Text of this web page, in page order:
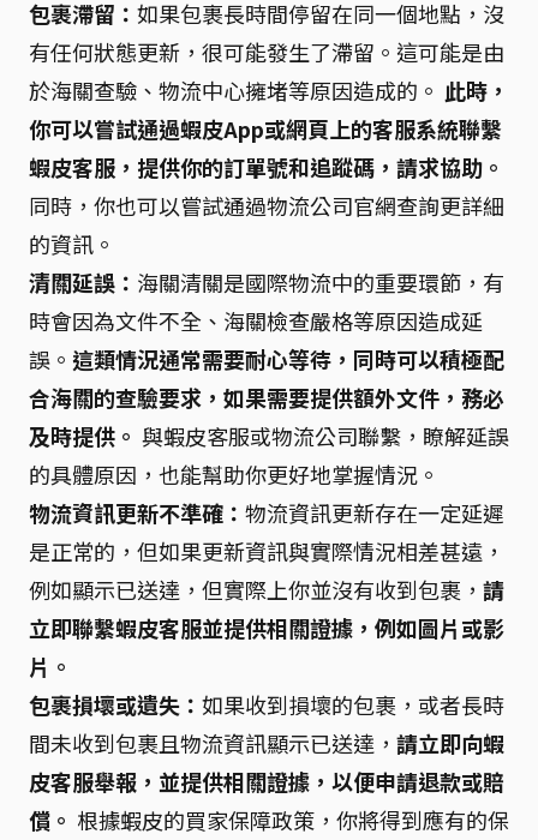
包裹滯留： 如果包裹長時間停留在同一個地點，沒
有任何狀態更新，很可能發生了滯留。這可能是由
於海關查驗、物流中心擁堵等原因造成的。 此時，
你可以嘗試通過蝦皮App或網頁上的客服系統聯繫
蝦皮客服，提供你的訂單號和追蹤碼，請求協助。
同時，你也可以嘗試通過物流公司官網查詢更詳細
的資訊。
清關延誤： 海關清關是國際物流中的重要環節，有
時會因為文件不全、海關檢查嚴格等原因造成延
誤。 這類情況通常需要耐心等待，同時可以積極配
合海關的查驗要求，如果需要提供額外文件，務必
及時提供。 與蝦皮客服或物流公司聯繫，瞭解延誤
的具體原因，也能幫助你更好地掌握情況。
物流資訊更新不準確： 物流資訊更新存在一定延遲
是正常的，但如果更新資訊與實際情況相差甚遠，
例如顯示已送達，但實際上你並沒有收到包裹， 請
立即聯繫蝦皮客服並提供相關證據，例如圖片或影
片。
包裹損壞或遺失： 如果收到損壞的包裹，或者長時
間未收到包裹且物流資訊顯示已送達， 請立即向蝦
皮客服舉報，並提供相關證據，以便申請退款或賠
償。 根據蝦皮的買家保障政策，你將得到應有的保